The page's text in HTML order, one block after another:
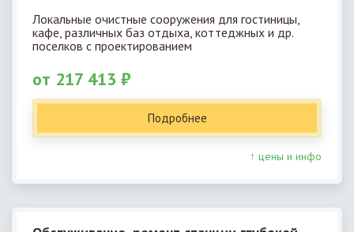
Локальные очистные сооружения для гостиницы,
кафе, различных баз отдыха, коттеджных и др.
поселков с проектированием
от 217 413 ₽
Подробнее
↑ цены и инфо